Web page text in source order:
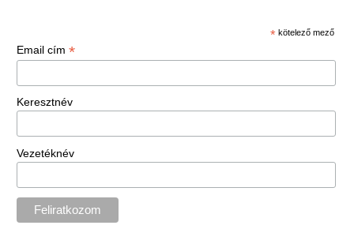
* kötelező mező
Email cím *
Keresztnév
Vezetéknév